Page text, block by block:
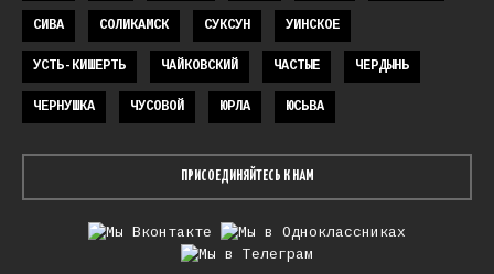
СИВА СОЛИКАМСК СУКСУН УИНСКОЕ
УСТЬ-КИШЕРТЬ ЧАЙКОВСКИЙ ЧАСТЫЕ ЧЕРДЫНЬ
ЧЕРНУШКА ЧУСОВОЙ ЮРЛА ЮСЬВА
ПРИСОЕДИНЯЙТЕСЬ К НАМ